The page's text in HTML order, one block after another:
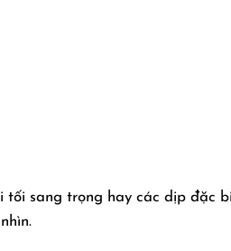
tối sang trọng hay các dịp đặc